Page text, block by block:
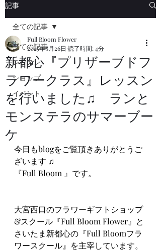
記事
全ての記事
レッスン
ショップ
イベント
全ての記事
新都心『プリザーブドフ
ラワークラス』レッスン
を行いました♫ ランと
モンステラのサマーブー
ケ
Full Bloom Flower
2025年8月26日 読了時間: 4分
今日もblogをご覧頂きありがとうご
ざいます ♫
『Full Bloom 』です。
大宮西口のフラワーギフトショップ
&スクール『Full Bloom Flower』と
さいたま新都心の『Full Bloomフラ
ワースクール』を主宰しています。